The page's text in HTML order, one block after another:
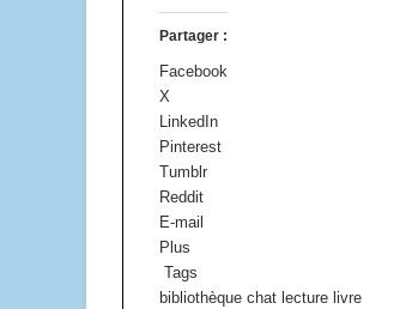
Partager :
Facebook
X
LinkedIn
Pinterest
Tumblr
Reddit
E-mail
Plus
Tags
bibliothèque chat lecture livre